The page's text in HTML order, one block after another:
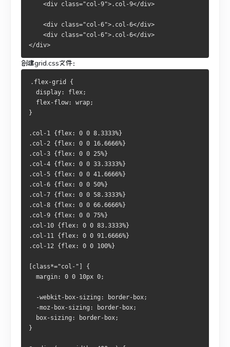
    <div class="col-9">.col-9</div>
    <div class="col-6">.col-6</div>
    <div class="col-6">.col-6</div>
</div>
创建grid.css文件：
.flex-grid {
  display: flex;
  flex-flow: wrap;
}
.col-1 {flex: 0 0 8.3333%}
.col-2 {flex: 0 0 16.6666%}
.col-3 {flex: 0 0 25%}
.col-4 {flex: 0 0 33.3333%}
.col-5 {flex: 0 0 41.6666%}
.col-6 {flex: 0 0 50%}
.col-7 {flex: 0 0 58.3333%}
.col-8 {flex: 0 0 66.6666%}
.col-9 {flex: 0 0 75%}
.col-10 {flex: 0 0 83.3333%}
.col-11 {flex: 0 0 91.6666%}
.col-12 {flex: 0 0 100%}
[class*="col-"] {
  margin: 0 0 10px 0;
  -webkit-box-sizing: border-box;
  -moz-box-sizing: border-box;
  box-sizing: border-box;
}